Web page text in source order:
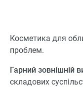
Косметика для
проблем.
Гарний зовнішній
складових